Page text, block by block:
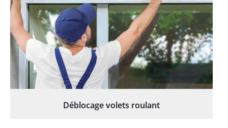
Déblocage volets roulant